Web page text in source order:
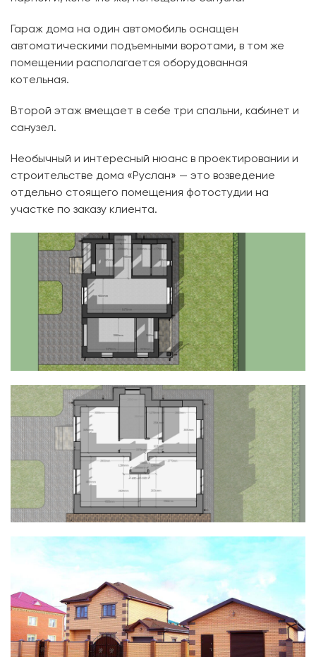
Гараж дома на один автомобиль оснащен
автоматическими подъемными воротами, в том же
помещении располагается оборудованная
котельная.
Второй этаж вмещает в себе три спальни, кабинет и
санузел.
Необычный и интересный нюанс в проектировании и
строительстве дома «Руслан» — это возведение
отдельно стоящего помещения фотостудии на
участке по заказу клиента.